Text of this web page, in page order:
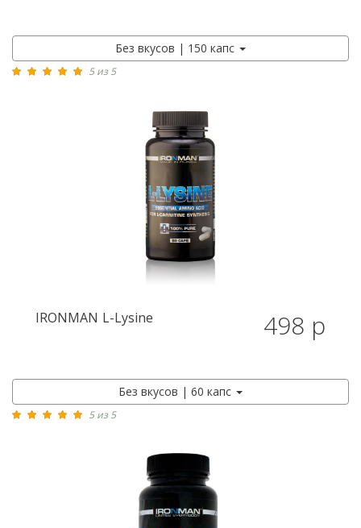
Без вкусов | 150 капс
5 из 5
IRONMAN L-Lysine 498 р
Без вкусов | 60 капс
5 из 5